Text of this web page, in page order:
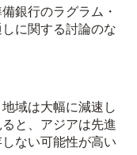
銀行のラグラム・
に関する討論のな
域は大幅に減速し
と、アジアは先進
ない可能性が高い